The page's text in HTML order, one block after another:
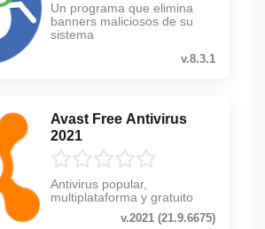
Un programa que elimina
banners maliciosos de su
sistema
v.8.3.1
Avast Free Antivirus
2021
Antivirus popular,
multiplataforma y gratuito
v.2021 (21.9.6675)